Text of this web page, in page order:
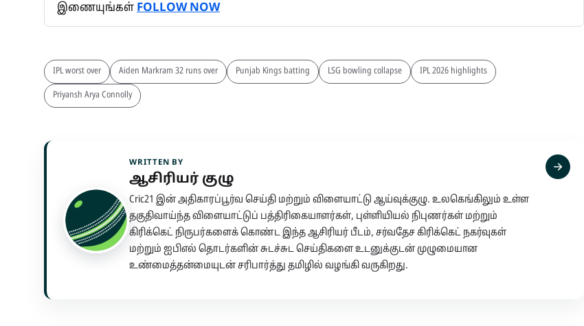
இணையுங்கள்FOLLOW NOW
IPL worst over Aiden Markram 32 runs over Punjab Kings batting LSG bowling collapse IPL 2026 highlights
Priyansh Arya Connolly
WRITTEN BY
ஆசிரியர் குழு
Cric21 இன் அதிகாரப்பூர்வ செய்தி மற்றும் விளையாட்டு ஆய்வுக்குழு. உலகெங்கிலும் உள்ள
தகுதிவாய்ந்த விளையாட்டுப் பத்திரிகையாளர்கள், புள்ளியியல் நிபுணர்கள் மற்றும்
கிரிக்கெட் நிருபர்களைக் கொண்ட இந்த ஆசிரியர் பீடம், சர்வதேச கிரிக்கெட் நகர்வுகள்
மற்றும் ஐபிஎல் தொடர்களின் சுடச்சுட செய்திகளை உடனுக்குடன் முழுமையான
உண்மைத்தன்மையுடன் சரிபார்த்து தமிழில் வழங்கி வருகிறது.